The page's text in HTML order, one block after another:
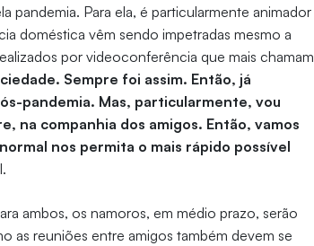
pandemia. Para ela, é particularmente animador
doméstica vêm sendo impetradas mesmo a
por videoconferência que mais chamam
Sempre foi assim. Então, já
pandemia. Mas, particularmente, vou
na companhia dos amigos. Então, vamos
nos permita o mais rápido possível
ambos, os namoros, em médio prazo, serão
as reuniões entre amigos também devem se